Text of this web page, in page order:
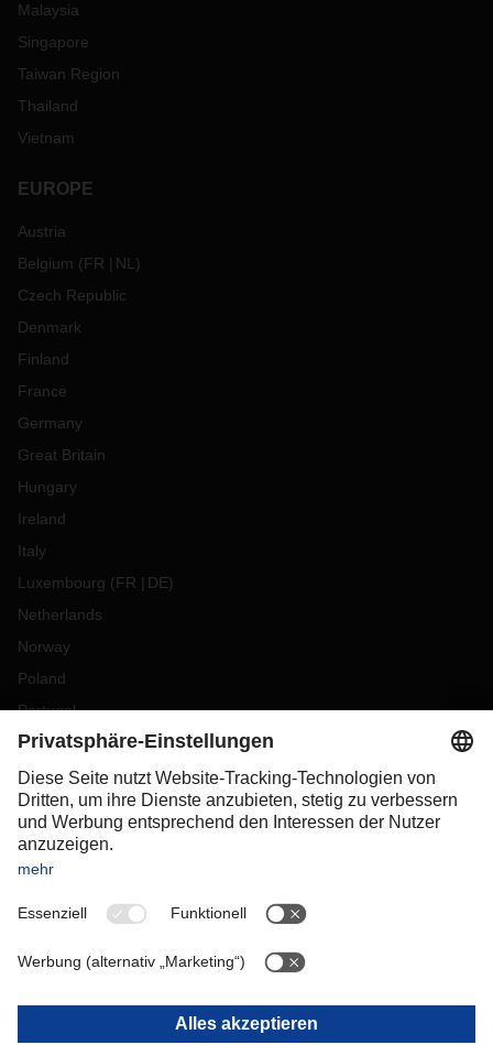
Malaysia
Singapore
Taiwan Region
Thailand
Vietnam
EUROPE
Austria
Belgium (FR NL )
Czech Republic
Denmark
Finland
France
Germany
Great Britain
Hungary
Ireland
Italy
Luxembourg (FR DE)
Netherlands
Norway
Poland
Portugal
Romania
Slovakia
Spain
Sweden
Switzerland
OCEANIA